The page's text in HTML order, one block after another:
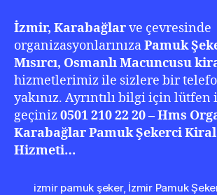
İzmir, Karabağlarve çevresinde
organizasyonlarınızaPamuk
Mısırcı, Osmanlı Macuncusu
hizmetlerimiz ile sizlere bir
yakınız. Ayrıntılı bilgi için
geçiniz0501 210 22 20 – Hms
Karabağlar Pamuk Şekerci
Hizmeti…
izmir pamuk şeker, İzmir Pamuk